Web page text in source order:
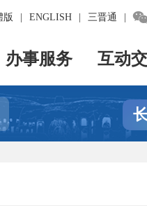
版 ENGLISH 三晋通
办事服务 互动